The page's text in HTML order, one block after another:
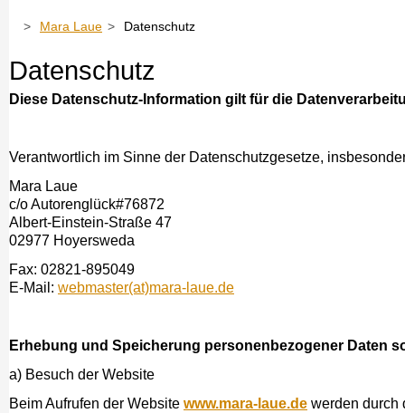
Mara Laue Datenschutz
Datenschutz
Diese Datenschutz-Information gilt für die
Verantwortlich im Sinne der Datenschutzgesetze,
Mara Laue
c/o Autorenglück#76872
Albert-Einstein-Straße 47
02977 Hoyersweda
Fax: 02821-895049
E-Mail: webmaster(at)mara-laue.de
Erhebung und Speicherung personenbezogener Daten
a) Besuch der Website
Beim Aufrufen der Website www.mara-laue.de werden durch